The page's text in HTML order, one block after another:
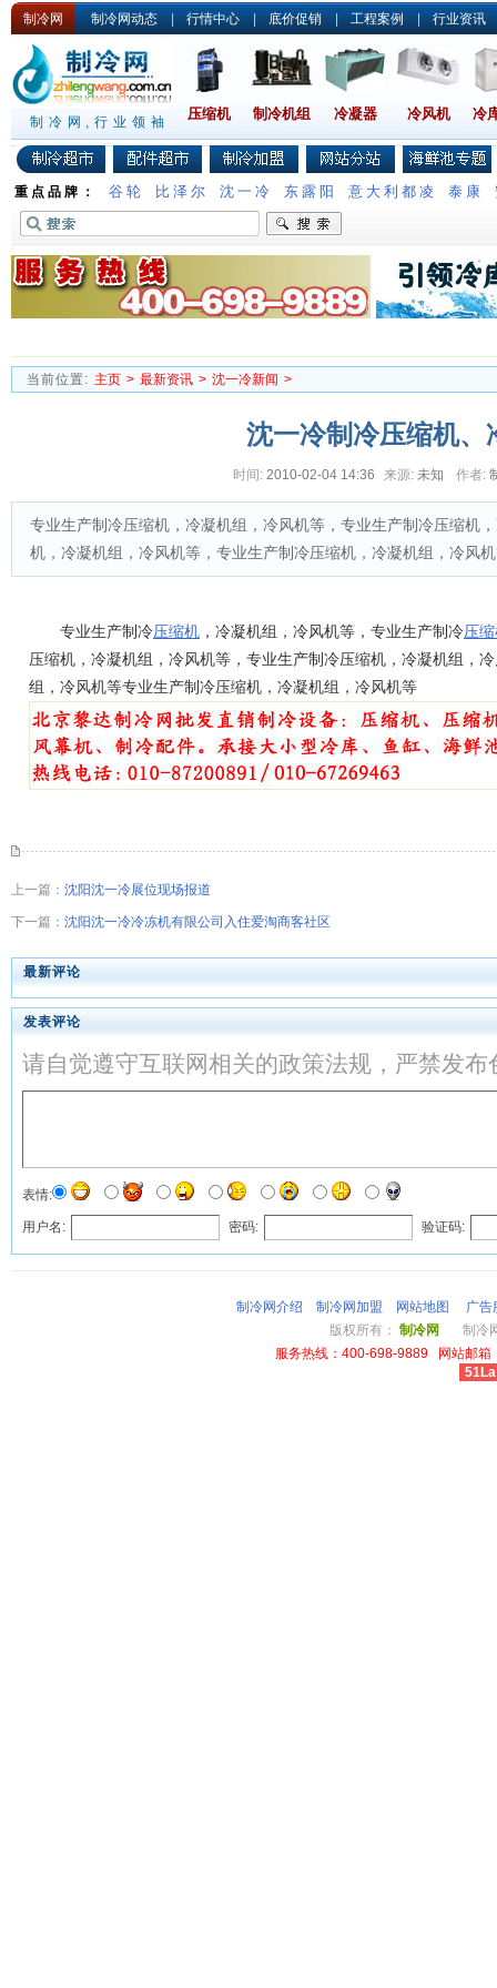
制冷网 制冷网动态 | 行情中心 | 底价促销 | 工程案例 | 行业资讯
制冷网,行业领袖 压缩机 制冷机组 冷凝器 冷风机 冷
重点品牌： 谷轮 比泽尔 沈一冷 东露阳 意大利都凌 泰康
当前位置: 主页 > 最新资讯 > 沈一冷新闻 >
沈一冷制冷压缩机、
时间: 2010-02-04 14:36 来源: 未知 作者:
专业生产制冷压缩机，冷凝机组，冷风机等，专业生产制冷压缩机
机，冷凝机组，冷风机等，专业生产制冷压缩机，冷凝机组，冷风
专业生产制冷压缩机 ，冷凝机组，冷风机等，专业生产制冷压
压缩机，冷凝机组，冷风机等，专业生产制冷压缩机，冷凝机组，
组，冷风机等专业生产制冷压缩机，冷凝机组，冷风机等
上一篇： 沈阳沈一冷展位现场报道
下一篇： 沈阳沈一冷冷冻机有限公司入住爱淘商客社区
最新评论
发表评论
请自觉遵守互联网相关的政策法规，严禁发
表情:
用户名: 密码: 验证码:
制冷网介绍 制冷网加盟 网站地图
广告
版权所有： 制冷网
制冷网
服务热线：400-698-9889 网站邮
51La